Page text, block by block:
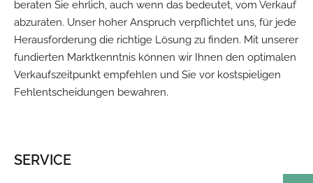
beraten Sie ehrlich, auch wenn das bedeutet, vom Verkauf
abzuraten. Unser hoher Anspruch verpflichtet uns, für jede
Herausforderung die richtige Lösung zu finden. Mit unserer
fundierten Marktkenntnis können wir Ihnen den optimalen
Verkaufszeitpunkt empfehlen und Sie vor kostspieligen
Fehlentscheidungen bewahren.
SERVICE